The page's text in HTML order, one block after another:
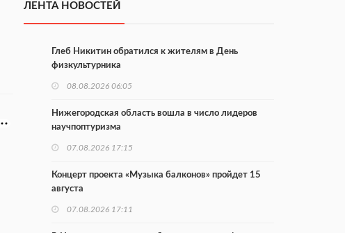
ЛЕНТА НОВОСТЕЙ
Глеб Никитин обратился к жителям в День
физкультурника
08.08.2026 06:05
Нижегородская область вошла в число лидеров
научпоптуризма
07.08.2026 17:15
Концерт проекта «Музыка балконов» пройдет 15
августа
07.08.2026 17:11